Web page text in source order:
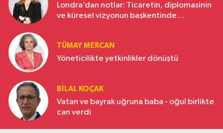
Londra’dan notlar: Ticaretin, diplomasinin
ve küresel vizyonun başkentinde
TÜMAY MERCAN
Yöneticilikte yetkinlikler dönüştü
BILAL KOÇAK
Vatan ve bayrak uğruna baba - oğul birlikte
can verdi